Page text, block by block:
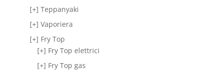
[+] Teppanyaki
[+] Vaporiera
[+] Fry Top
[+] Fry Top elettrici
[+] Fry Top gas